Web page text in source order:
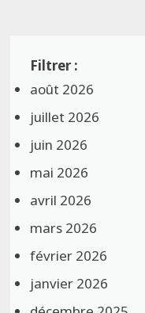
août 2026
juillet 2026
juin 2026
mai 2026
avril 2026
mars 2026
février 2026
janvier 2026